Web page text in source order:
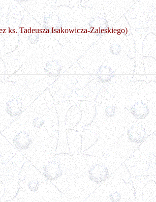
ks. Tadeusza Isakowicza-Zaleskiego)